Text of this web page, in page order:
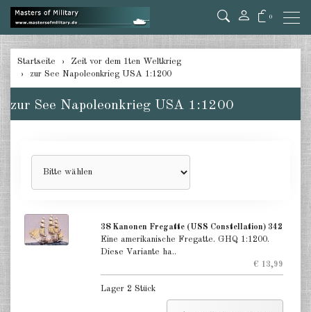
0
zurück
Großbritannien 1:1200
zur See Napoleonkrieg Spanien
1:1200
zur See Napoleonkrieg
zur See Bürgerkrieg USA 1:1200
Startseite
Zeit vor dem 1ten Weltkrieg
zur See Napoleonkrieg USA 1:1200
zur See Napoleonkrieg USA 1:1200
38 Kanonen Fregatte (USS Constellation) 342
Eine amerikanische Fregatte. GHQ 1:1200.
Diese Variante ha..
€ 13,99
Lager 2 Stück